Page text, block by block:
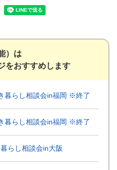
）は
をおすすめします
暮らし相談会in福岡 ※終了
暮らし相談会in福岡 ※終了
らし相談会in大阪